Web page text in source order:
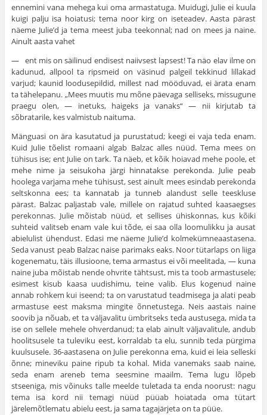
ennemini vana mehega kui oma armastatuga. Mui­dugi, Julie ei kuula
kuigi palju isa hoiatusi; tema noor kirg on iseteadev. Aasta pärast
näeme Julie’d ja tema meest juba teekonnal; nad on mees ja naine.
Ainult aasta vahet
— ent mis on säilinud endisest naiivsest lapsest! Ta näo elav ilme on
kadunud, allpool ta ripsmeid on väsinud palgeil tekkinud lillakad
varjud; kaunid loodusepildid, millest nad mööduvad, ei ärata enam
ta tähelepanu. „Mees muutis mu mõne päevaga selliseks, missugune
praegu olen, — inetuks, haigeks ja vanaks“ — nii kirjutab ta
sõbratarile, kes val­mistub naituma.
Mänguasi on ära kasutatud ja purustatud; keegi ei vaja teda enam.
Kuid Julie tõelist romaani algab Balzac alles nüüd. Tema mees on
tühisus ise; ent Julie on tark. Ta näeb, et kõik hoiavad mehe poole, et
mehe nime ja seisu­koha järgi hinnatakse perekonda. Julie peab
hoolega var­jama mehe tühisust, sest ainult mees esindab perekonda
seltskonna ees; ta kannatab ja tunneb alandust selle teeskluse
pärast. Balzac paljastab vale, millele on rajatud suhted kaasaegses
perekonnas. Julie mõistab nüüd, et sellises ühis­konnas, kus kõiki
suhteid valitseb enam vale kui tõde, ei saa olla loomulikku ja ausat
abielulist ühendust. Edasi me näeme Julie’d kolmekümneaastasena.
Seda vanust peab Balzac naise parimaks eaks. Noor tütarlaps on liiga
koge­nematu, täis illusioone, tema armastus ei või meelitada, — kuna
naine juba mõistab nende ohvrite tähtsust, mis ta toob armastusele;
esimest kisub kaasa uudishimu, teine valib. Elus kogenud naine
annab rohkem kui iseend; ta on varus­tatud teadmisega ja alati peab
armastuse eest maksma min­gite õnnetustega. Neis aastais naine
soovib ja nõuab, et ta väljavalitu ümbritseks teda austusega, mida ta
ise on sellele mehele ohverdanud; ta elab ainult väljavalitule, andub
hoo­litsusele ta tuleviku eest, korraldab ta elu, sunnib teda pür­gima
kuulsusele. 36-aastasena on Julie perekonna ema, kuid ei leia selleski
õnne; mineviku paine ripub ta kohal. Mida vanemaks saab naine,
seda enam areneb tema seesmine maa­ilm. Tema lugu lõpeb
stseeniga, mis võinuks talle meelde tuletada ta enda noorust: nagu
tema isa kord nii temagi nüüd püüab hoiatada oma tütart
järelemõtlematu abielu eest, ja sama tagajärjeta on ta püüe.